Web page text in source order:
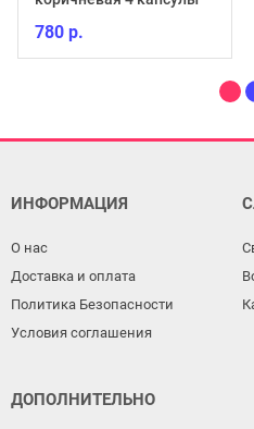
780 р.
ИНФОРМАЦИЯ
О нас
Доставка и оплата
Политика Безопасности
Условия соглашения
ДОПОЛНИТЕЛЬНО